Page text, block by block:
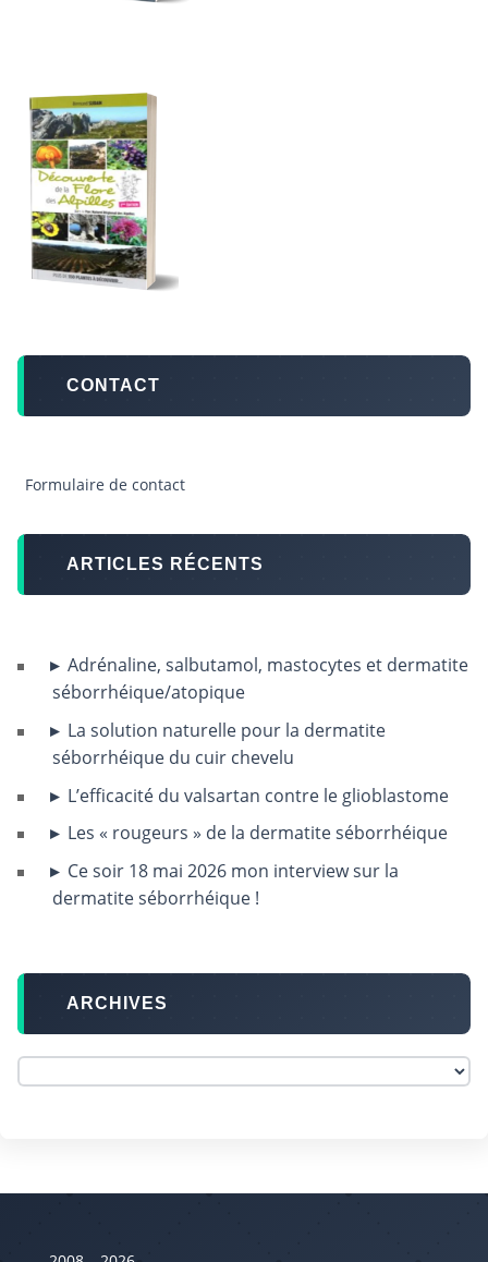
CONTACT
Formulaire de contact
ARTICLES RÉCENTS
Adrénaline, salbutamol, mastocytes et dermatite
séborrhéique/atopique
La solution naturelle pour la dermatite
séborrhéique du cuir chevelu
L’efficacité du valsartan contre le glioblastome
Les « rougeurs » de la dermatite séborrhéique
Ce soir 18 mai 2026 mon interview sur la
dermatite séborrhéique !
ARCHIVES